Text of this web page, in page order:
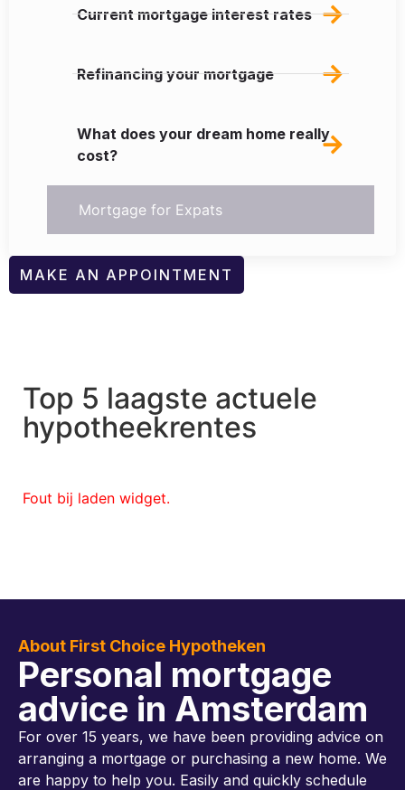
Mortgage for Expats
Current mortgage interest rates
Refinancing your mortgage
What does your dream home really
cost?
MAKE AN APPOINTMENT
Top 5 laagste actuele
hypotheekrentes
Fout bij laden widget.
About First Choice Hypotheken
Personal mortgage
advice in Amsterdam
For over 15 years, we have been providing advice on
arranging a mortgage or purchasing a new home. We
are happy to help you. Easily and quickly schedule